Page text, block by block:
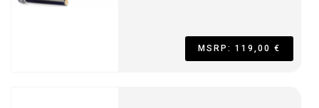
MSRP: 119,00 €